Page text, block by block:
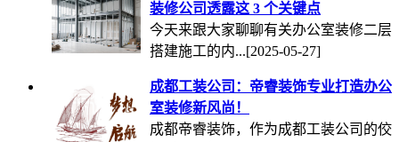
装修公司透露这 3 个关键点
今天来跟大家聊聊有关办公室装修二层
搭建施工的内...[2025-05-27]
成都工装公司：帝睿装饰专业打造办公
室装修新风尚！
成都帝睿装饰，作为成都工装公司的佼